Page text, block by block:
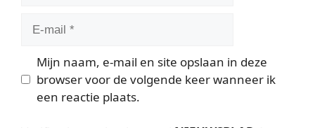
Mijn naam, e-mail en site opslaan in deze
browser voor de volgende keer wanneer ik
een reactie plaats.